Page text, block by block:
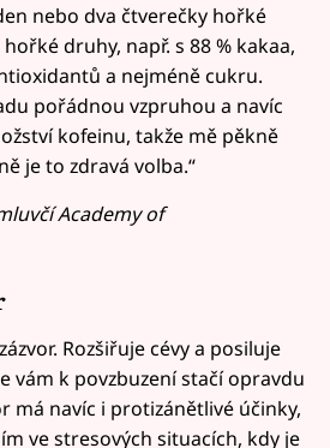
nebo dva čtverečky hořké
druhy, např. s 88 % kakaa,
a nejméně cukru.
pořádnou vzpruhou a navíc
kofeinu, takže mě pěkně
je to zdravá volba.“
Academy of
Rozšiřuje cévy a posiluje
vám k povzbuzení stačí opravdu
má navíc i protizánětlivé účinky,
ve stresových situacích, kdy je